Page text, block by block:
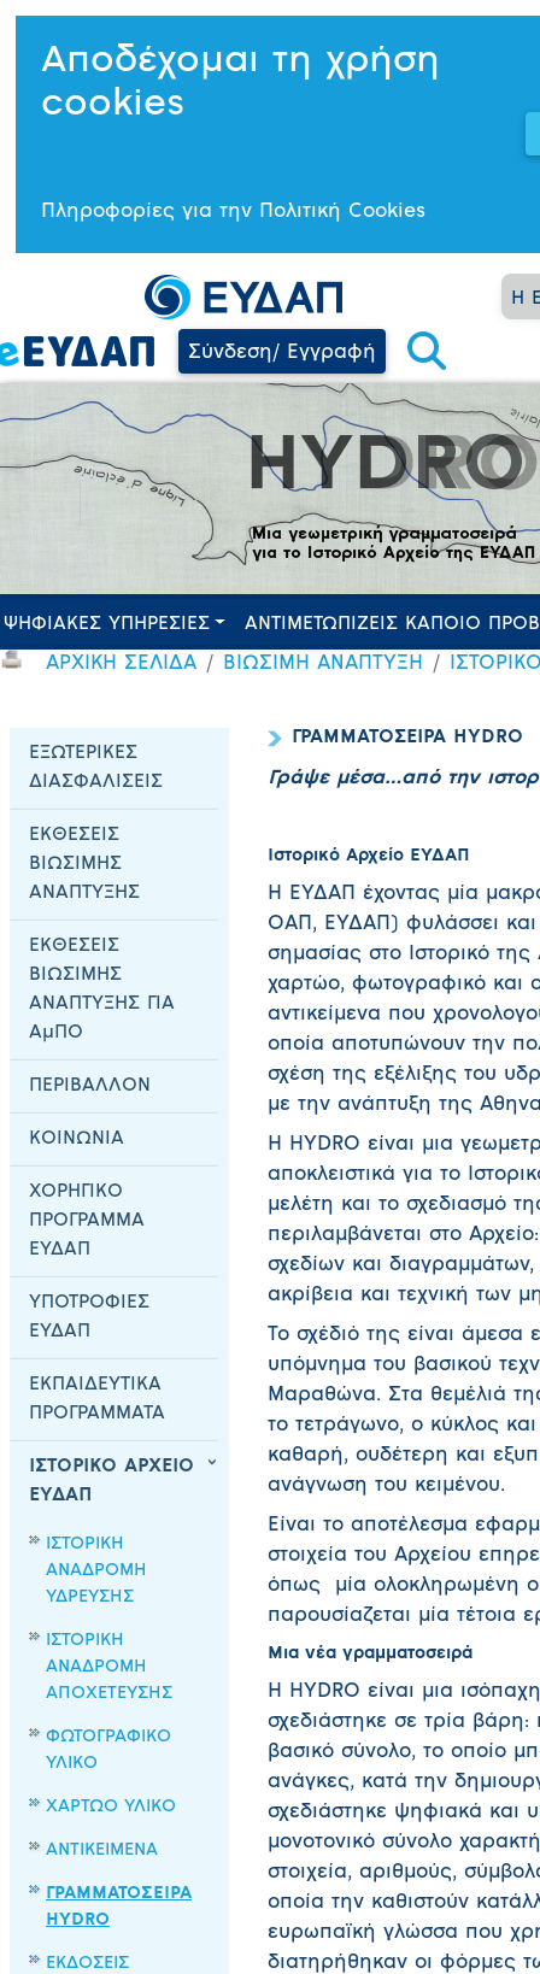
Αποδέχομαι τη χρήση
cookies
Πληροφορίες για την Πολιτική Cookies
Η
Σύνδεση/ Εγγραφή
ΨΗΦΙΑΚΕΣ ΥΠΗΡΕΣΙΕΣ ΑΝΤΙΜΕΤΩΠΙΖΕΙΣ ΚΑΠΟΙΟ
ΑΡΧΙΚΗ ΣΕΛΙΔΑ ΒΙΩΣΙΜΗ ΑΝΑΠΤΥΞΗ
ΕΞΩΤΕΡΙΚΕΣ
ΔΙΑΣΦΑΛΙΣΕΙΣ
ΕΚΘΕΣΕΙΣ
ΒΙΩΣΙΜΗΣ
ΑΝΑΠΤΥΞΗΣ
ΕΚΘΕΣΕΙΣ
ΒΙΩΣΙΜΗΣ
ΑΝΑΠΤΥΞΗΣ ΓΙΑ
ΑμΠΟ
ΠΕΡΙΒΑΛΛΟΝ
ΚΟΙΝΩΝΙΑ
ΧΟΡΗΓΙΚΟ
ΠΡΟΓΡΑΜΜΑ
ΕΥΔΑΠ
ΥΠΟΤΡΟΦΙΕΣ
ΕΥΔΑΠ
ΕΚΠΑΙΔΕΥΤΙΚΑ
ΠΡΟΓΡΑΜΜΑΤΑ
ΙΣΤΟΡΙΚΟ ΑΡΧΕΙΟ
ΕΥΔΑΠ
ΙΣΤΟΡΙΚΗ
ΑΝΑΔΡΟΜΗ
ΥΔΡΕΥΣΗΣ
ΙΣΤΟΡΙΚΗ
ΑΝΑΔΡΟΜΗ
ΑΠΟΧΕΤΕΥΣΗΣ
ΦΩΤΟΓΡΑΦΙΚΟ
ΥΛΙΚΟ
ΧΑΡΤΩΟ ΥΛΙΚΟ
ΑΝΤΙΚΕΙΜΕΝΑ
ΓΡΑΜΜΑΤΟΣΕΙΡΑ
HYDRO
ΕΚΔΟΣΕΙΣ
ΓΡΑΜΜΑΤΟΣΕΙΡΑ HYDRO
Γράψε μέσα…από την
Ιστορικό Αρχείο ΕΥΔΑΠ
Η ΕΥΔΑΠ έχοντας μία
ΟΑΠ, ΕΥΔΑΠ) φυλάσσει και
σημασίας στο Ιστορικό
χαρτώο, φωτογραφικό και
αντικείμενα που
οποία αποτυπώνουν την
σχέση της εξέλιξης του
με την ανάπτυξη της
Η HYDRO είναι μια
αποκλειστικά για το
μελέτη και το σχεδιασμό
περιλαμβάνεται στο
σχεδίων και διαγραμμάτων,
ακρίβεια και τεχνική των
Το σχέδιό της είναι
υπόμνημα του βασικού
Μαραθώνα. Στα θεμέλιά
το τετράγωνο, ο κύκλος και
καθαρή, ουδέτερη και
ανάγνωση του κειμένου.
Είναι το αποτέλεσμα
στοιχεία του Αρχείου
όπως μία ολοκληρωμένη
παρουσίαζεται μία τέτοια
Μια νέα γραμματοσειρά
Η HYDRO είναι μια
σχεδιάστηκε σε τρία
βασικό σύνολο, το οποίο
ανάγκες, κατά την
σχεδιάστηκε ψηφιακά και
μονοτονικό σύνολο
στοιχεία, αριθμούς,
οποία την καθιστούν
ευρωπαϊκή γλώσσα που
διατηρήθηκαν οι φόρμες